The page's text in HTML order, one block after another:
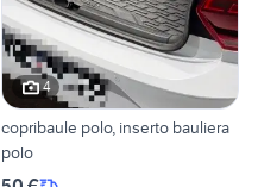
4
copribaule polo, inserto bauliera
polo